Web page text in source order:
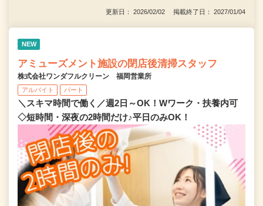
更新日： 2026/02/02 掲載終了日： 2027/01/04
NEW
アミューズメント施設の閉店後清掃スタッフ
株式会社ワンダフルクリーン 福岡営業所
アルバイト パート
＼スキマ時間で働く／週2日～OK！Wワーク・扶養内可
◇短時間・深夜の2時間だけ♪平日のみOK！